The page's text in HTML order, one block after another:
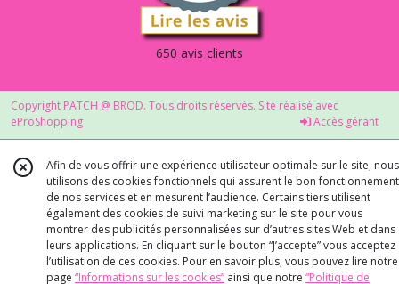
650 avis clients
Copyright PATCH @ BROD. Tous droits réservés. Site réalisé avec
eProShopping
Accès gérant
Afin de vous offrir une expérience utilisateur optimale sur le site, nous
utilisons des cookies fonctionnels qui assurent le bon fonctionnement
de nos services et en mesurent l’audience. Certains tiers utilisent
également des cookies de suivi marketing sur le site pour vous
montrer des publicités personnalisées sur d’autres sites Web et dans
leurs applications. En cliquant sur le bouton “J’accepte” vous acceptez
l’utilisation de ces cookies. Pour en savoir plus, vous pouvez lire notre
page “Informations sur les cookies” ainsi que notre “Politique de